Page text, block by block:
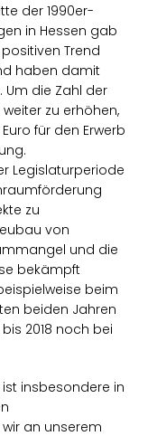
der 1990er-
in Hessen gab
Trend
haben damit
Um die Zahl der
zu erhöhen,
für den Erwerb
Legislaturperiode
zu
von
und die
bekämpft
beim
beiden Jahren
2018 noch bei
insbesondere in
an unserem